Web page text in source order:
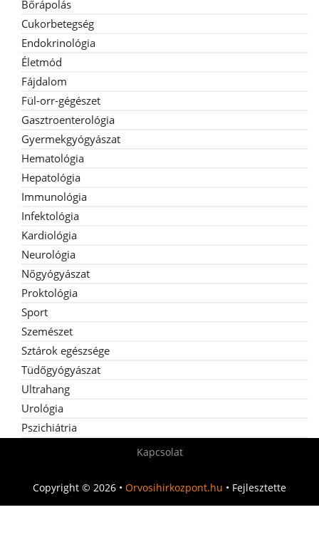
Bőrápolás
Cukorbetegség
Endokrinológia
Életmód
Fájdalom
Fül-orr-gégészet
Gasztroenterológia
Gyermekgyógyászat
Hematológia
Hepatológia
Immunológia
Infektológia
Kardiológia
Neurológia
Nőgyógyászat
Proktológia
Sport
Szemészet
Sztárok egészsége
Tüdőgyógyászat
Ultrahang
Urológia
Pszichiátria
Kapcsolat
Copyright © 2026 • Orvosihirkozpont.hu • Fejlesztette